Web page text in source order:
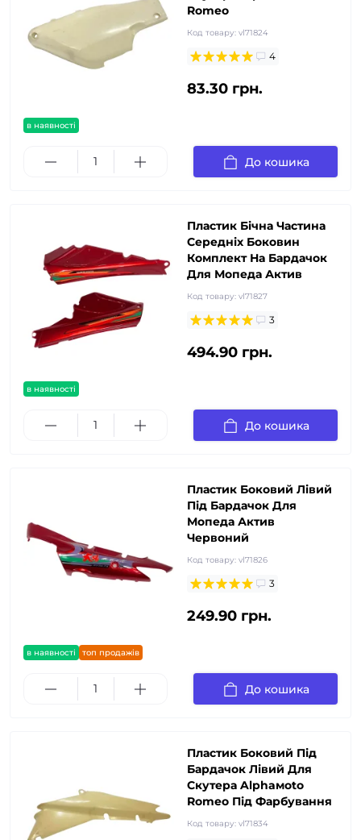
в наявності
Romeo
Код товару: vl71824
4
83.30 грн.
До кошика
в наявності
Пластик Бічна Частина
Середніх Боковин
Комплект На Бардачок
Для Мопеда Актив
Код товару: vl71827
3
494.90 грн.
До кошика
в наявності топ продажів
Пластик Боковий Лівий
Під Бардачок Для
Мопеда Актив
Червоний
Код товару: vl71826
3
249.90 грн.
До кошика
Пластик Боковий Під
Бардачок Лівий Для
Скутера Alphaмoto
Romeo Під Фарбування
Код товару: vl71834